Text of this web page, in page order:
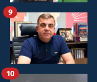
9
10